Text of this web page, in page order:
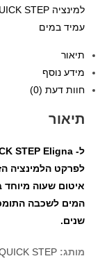
למינציה QUICK STEP
עמיד במים
תיאור
מידע נוסף
חוות דעת (0)
תיאור
לפרקט הלמינציה
איטום שעוה מיוחד
המים לשכבה
שנים.
מותג:STEP